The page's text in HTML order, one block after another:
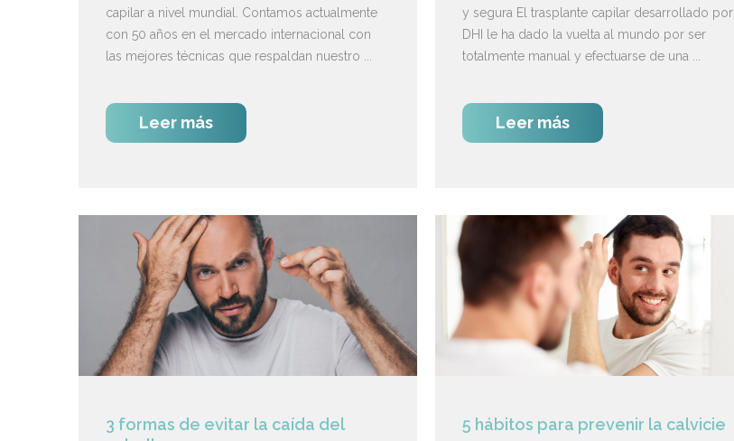
capilar a nivel mundial. Contamos actualmente
con 50 años en el mercado internacional con
las mejores técnicas que respaldan nuestro ...
Leer más
y segura El trasplante capilar desarrollado por
DHI le ha dado la vuelta al mundo por ser
totalmente manual y efectuarse de una ...
Leer más
3 formas de evitar la caída del
5 hábitos para prevenir la calvicie